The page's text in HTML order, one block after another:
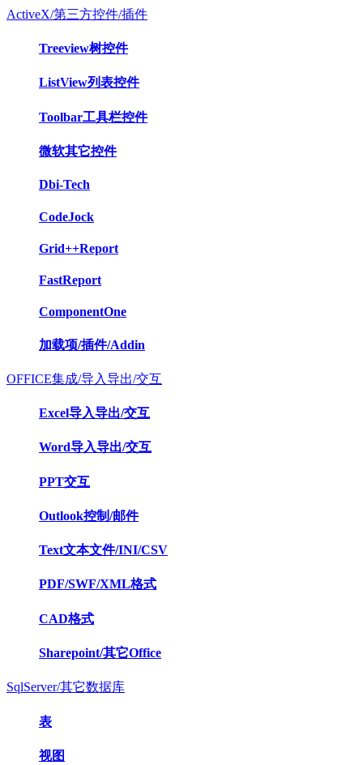
ActiveX/第三方控件/插件
Treeview树控件
ListView列表控件
Toolbar工具栏控件
微软其它控件
Dbi-Tech
CodeJock
Grid++Report
FastReport
ComponentOne
加载项/插件/Addin
OFFICE集成/导入导出/交互
Excel导入导出/交互
Word导入导出/交互
PPT交互
Outlook控制/邮件
Text文本文件/INI/CSV
PDF/SWF/XML格式
CAD格式
Sharepoint/其它Office
SqlServer/其它数据库
表
视图